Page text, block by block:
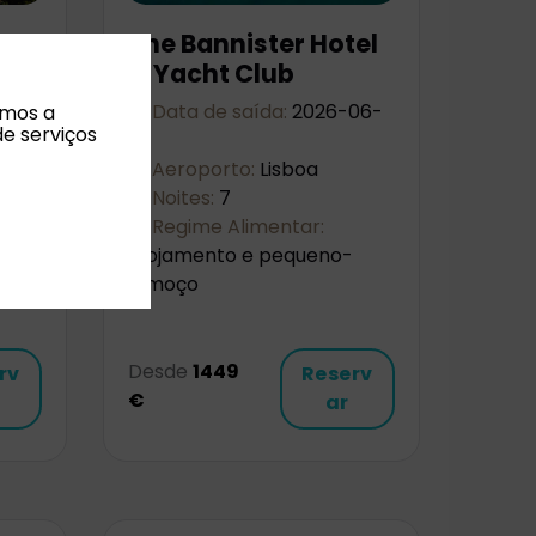
The Bannister Hotel
& Yacht Club
Data de saída: 2026-06-
Aeroporto: Lisboa
Noites: 7
Regime Alimentar:
Alojamento e pequeno-
almoço
Desde 1449
€
Reserv
ar
a
serviços